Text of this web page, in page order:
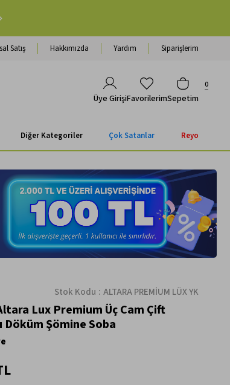
Satış Hakkımızda Yardım Siparişlerim
Üye GirişiFavorilerimSepetim
0
Diğer Kategoriler Çok Satanlar Reyo
Stok Kodu ALTARA PREMİUM LÜX YK
Lux Premium Üç Cam Çift
Döküm Şömine Soba